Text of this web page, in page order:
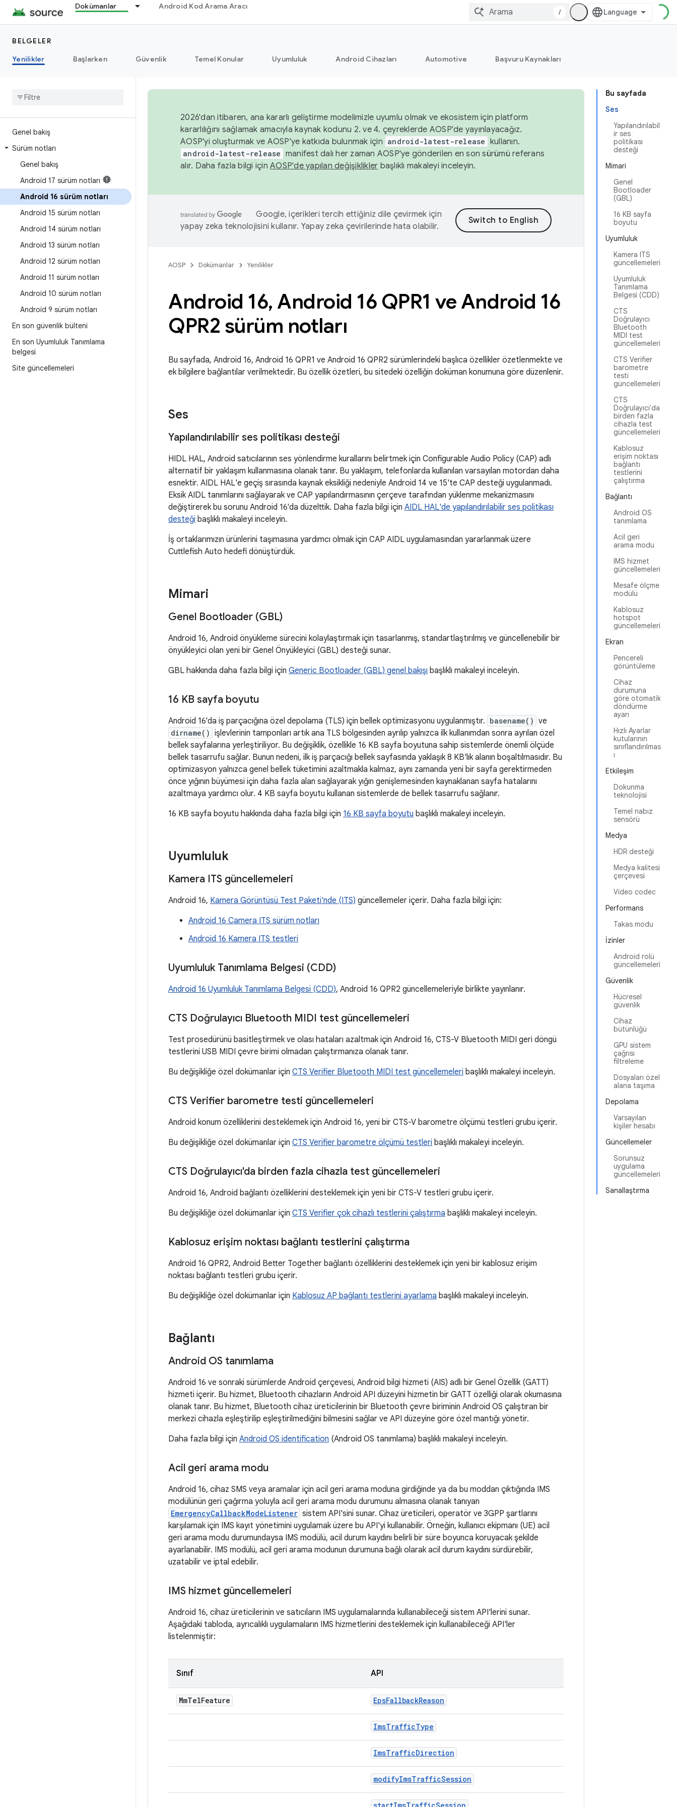
Dokümanlar Android Kod Arama Aracı
/
BELGELER
Yenilikler
Başlarken Güvenlik Temel Konular Uyumluluk Android Cihazları Automotive Başvuru Kaynakları
Genel bakış
Sürüm notları
Genel bakış
Android 17 sürüm notları
Android 16 sürüm notları
Android 15 sürüm notları
Android 14 sürüm notları
Android 13 sürüm notları
Android 12 sürüm notları
Android 11 sürüm notları
Android 10 sürüm notları
Android 9 sürüm notları
En son güvenlik bülteni
En son Uyumluluk Tanımlama
belgesi
Site güncellemeleri
Bu sayfada
Ses
Yapılandırılabil
ir ses
politikası
desteği
Mimari
Genel
Bootloader
(GBL)
16 KB sayfa
boyutu
Uyumluluk
Kamera ITS
güncellemeleri
Uyumluluk
Tanımlama
Belgesi (CDD)
CTS
Doğrulayıcı
Bluetooth
MIDI test
güncellemeleri
CTS Verifier
barometre
testi
güncellemeleri
CTS
Doğrulayıcı'da
birden fazla
cihazla test
güncellemeleri
Kablosuz
erişim noktası
bağlantı
testlerini
çalıştırma
Bağlantı
Android OS
tanımlama
Acil geri
arama modu
IMS hizmet
güncellemeleri
Mesafe ölçme
modülü
Kablosuz
hotspot
güncellemeleri
Ekran
Pencereli
görüntüleme
Cihaz
durumuna
göre otomatik
döndürme
ayarı
Hızlı Ayarlar
kutularının
sınıflandırılmas
ı
Etkileşim
Dokunma
teknolojisi
Temel nabız
sensörü
Medya
HDR desteği
Medya kalitesi
çerçevesi
Video codec
Performans
Takas modu
İzinler
Android rolü
güncellemeleri
Güvenlik
Hücresel
güvenlik
Cihaz
bütünlüğü
GPU sistem
çağrısı
filtreleme
Dosyaları özel
alana taşıma
Depolama
Varsayılan
kişiler hesabı
Güncellemeler
Sorunsuz
uygulama
güncellemeleri
Sanallaştırma
2026'dan itibaren, ana kararlı geliştirme modelimizle uyumlu olmak ve ekosistem için platform
kararlılığını sağlamak amacıyla kaynak kodunu 2. ve 4. çeyreklerde AOSP'de yayınlayacağız.
AOSP'yi oluşturmak ve AOSP'ye katkıda bulunmak için android-latest-release kullanın.
android-latest-release manifest dalı her zaman AOSP'ye gönderilen en son sürümü referans
alır. Daha fazla bilgi için AOSP'de yapılan değişiklikler başlıklı makaleyi inceleyin.
Google, içerikleri tercih ettiğiniz dile çevirmek için
yapay zeka teknolojisini kullanır. Yapay zeka çevirilerinde hata olabilir.
AOSP Dokümanlar Yenilikler
Android 16, Android 16 QPR1 ve Android 16
QPR2 sürüm notları
Bu sayfada, Android 16, Android 16 QPR1 ve Android 16 QPR2 sürümlerindeki başlıca özellikler özetlenmekte ve
ek bilgilere bağlantılar verilmektedir. Bu özellik özetleri, bu sitedeki özelliğin doküman konumuna göre düzenlenir.
Ses
Yapılandırılabilir ses politikası desteği
HIDL HAL, Android satıcılarının ses yönlendirme kurallarını belirtmek için Configurable Audio Policy (CAP) adlı
alternatif bir yaklaşım kullanmasına olanak tanır. Bu yaklaşım, telefonlarda kullanılan varsayılan motordan daha
esnektir. AIDL HAL'e geçiş sırasında kaynak eksikliği nedeniyle Android 14 ve 15'te CAP desteği uygulanmadı.
Eksik AIDL tanımlarını sağlayarak ve CAP yapılandırmasının çerçeve tarafından yüklenme mekanizmasını
değiştirerek bu sorunu Android 16'da düzelttik. Daha fazla bilgi için AIDL HAL'de yapılandırılabilir ses politikası
desteği başlıklı makaleyi inceleyin.
İş ortaklarımızın ürünlerini taşımasına yardımcı olmak için CAP AIDL uygulamasından yararlanmak üzere
Cuttlefish Auto hedefi dönüştürdük.
Mimari
Genel Bootloader (GBL)
Android 16, Android önyükleme sürecini kolaylaştırmak için tasarlanmış, standartlaştırılmış ve güncellenebilir bir
önyükleyici olan yeni bir Genel Önyükleyici (GBL) desteği sunar.
GBL hakkında daha fazla bilgi için Generic Bootloader (GBL) genel bakışı başlıklı makaleyi inceleyin.
16 KB sayfa boyutu
Android 16'da iş parçacığına özel depolama (TLS) için bellek optimizasyonu uygulanmıştır. basename() ve
dirname() işlevlerinin tamponları artık ana TLS bölgesinden ayrılıp yalnızca ilk kullanımdan sonra ayrılan özel
bellek sayfalarına yerleştiriliyor. Bu değişiklik, özellikle 16 KB sayfa boyutuna sahip sistemlerde önemli ölçüde
bellek tasarrufu sağlar. Bunun nedeni, ilk iş parçacığı bellek sayfasında yaklaşık 8 KB'lık alanın boşaltılmasıdır. Bu
optimizasyon yalnızca genel bellek tüketimini azaltmakla kalmaz, aynı zamanda yeni bir sayfa gerektirmeden
önce yığının büyümesi için daha fazla alan sağlayarak yığın genişlemesinden kaynaklanan sayfa hatalarını
azaltmaya yardımcı olur. 4 KB sayfa boyutu kullanan sistemlerde de bellek tasarrufu sağlanır.
16 KB sayfa boyutu hakkında daha fazla bilgi için 16 KB sayfa boyutu başlıklı makaleyi inceleyin.
Uyumluluk
Kamera ITS güncellemeleri
Android 16, Kamera Görüntüsü Test Paketi'nde (ITS) güncellemeler içerir. Daha fazla bilgi için:
Android 16 Camera ITS sürüm notları
Android 16 Kamera ITS testleri
Uyumluluk Tanımlama Belgesi (CDD)
Android 16 Uyumluluk Tanımlama Belgesi (CDD), Android 16 QPR2 güncellemeleriyle birlikte yayınlanır.
CTS Doğrulayıcı Bluetooth MIDI test güncellemeleri
Test prosedürünü basitleştirmek ve olası hataları azaltmak için Android 16, CTS-V Bluetooth MIDI geri döngü
testlerini USB MIDI çevre birimi olmadan çalıştırmanıza olanak tanır.
Bu değişikliğe özel dokümanlar için CTS Verifier Bluetooth MIDI test güncellemeleri başlıklı makaleyi inceleyin.
CTS Verifier barometre testi güncellemeleri
Android konum özelliklerini desteklemek için Android 16, yeni bir CTS-V barometre ölçümü testleri grubu içerir.
Bu değişikliğe özel dokümanlar için CTS Verifier barometre ölçümü testleri başlıklı makaleyi inceleyin.
CTS Doğrulayıcı'da birden fazla cihazla test güncellemeleri
Android 16, Android bağlantı özelliklerini desteklemek için yeni bir CTS-V testleri grubu içerir.
Bu değişikliğe özel dokümanlar için CTS Verifier çok cihazlı testlerini çalıştırma başlıklı makaleyi inceleyin.
Kablosuz erişim noktası bağlantı testlerini çalıştırma
Android 16 QPR2, Android Better Together bağlantı özelliklerini desteklemek için yeni bir kablosuz erişim
noktası bağlantı testleri grubu içerir.
Bu değişikliğe özel dokümanlar için Kablosuz AP bağlantı testlerini ayarlama başlıklı makaleyi inceleyin.
Bağlantı
Android OS tanımlama
Android 16 ve sonraki sürümlerde Android çerçevesi, Android bilgi hizmeti (AIS) adlı bir Genel Özellik (GATT)
hizmeti içerir. Bu hizmet, Bluetooth cihazların Android API düzeyini hizmetin bir GATT özelliği olarak okumasına
olanak tanır. Bu hizmet, Bluetooth cihaz üreticilerinin bir Bluetooth çevre biriminin Android OS çalıştıran bir
merkezi cihazla eşleştirilip eşleştirilmediğini bilmesini sağlar ve API düzeyine göre özel mantığı yönetir.
Daha fazla bilgi için Android OS identification (Android OS tanımlama) başlıklı makaleyi inceleyin.
Acil geri arama modu
Android 16, cihaz SMS veya aramalar için acil geri arama moduna girdiğinde ya da bu moddan çıktığında IMS
modülünün geri çağırma yoluyla acil geri arama modu durumunu almasına olanak tanıyan
EmergencyCallbackModeListener sistem API'sini sunar. Cihaz üreticileri, operatör ve 3GPP şartlarını
karşılamak için IMS kayıt yönetimini uygulamak üzere bu API'yi kullanabilir. Örneğin, kullanıcı ekipmanı (UE) acil
geri arama modu durumundaysa IMS modülü, acil durum kaydını belirli bir süre boyunca koruyacak şekilde
ayarlanabilir. IMS modülü, acil geri arama modunun durumuna bağlı olarak acil durum kaydını sürdürebilir,
uzatabilir ve iptal edebilir.
IMS hizmet güncellemeleri
Android 16, cihaz üreticilerinin ve satıcıların IMS uygulamalarında kullanabileceği sistem API'lerini sunar.
Aşağıdaki tabloda, ayrıcalıklı uygulamaların IMS hizmetlerini desteklemek için kullanabileceği API'ler
listelenmiştir:
Sınıf API
MmTelFeature EpsFallbackReason
ImsTrafficType
ImsTrafficDirection
modifyImsTrafficSession